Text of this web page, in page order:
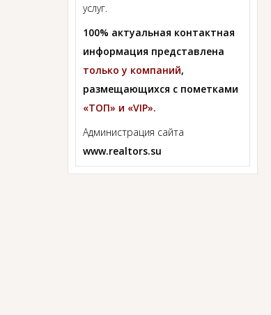
услуг.
100% актуальная контактная
информация представлена
только у компаний,
размещающихся с пометками
«ТОП» и «VIP».
Администрация сайта
www.realtors.su